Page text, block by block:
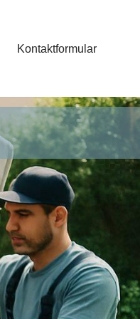
Kontaktformular
Kontaktformular